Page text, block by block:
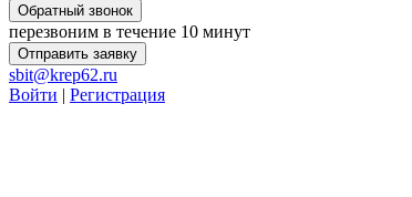
Обратный звонок
перезвоним в течение 10 минут
Отправить заявку
sbit@krep62.ru
Войти | Регистрация